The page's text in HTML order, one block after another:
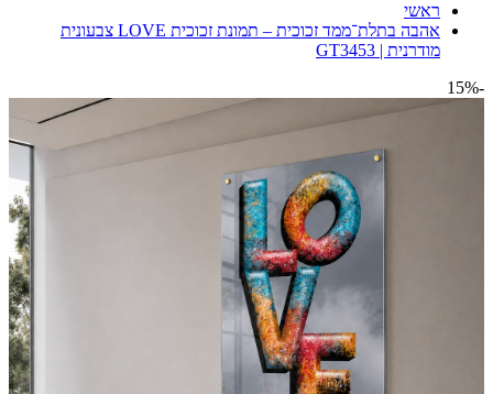
ראשי
אהבה בתלת־ממד זכוכית – תמונת זכוכית LOVE צבעונית
מודרנית | GT3453
-15%